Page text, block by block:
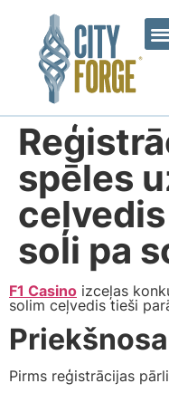
spēles
soli pa
F1 Casino izceļas
solim ceļvedis tieši
Pirms reģistrācijas